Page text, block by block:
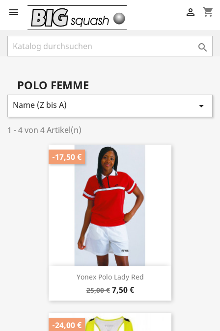
 shopping_cart


POLO FEMME
Name (Z bis A) 
1 - 4 von 4 Artikel(n)
Yonex Polo Lady Red
25,00 € 7,50 €
-17,50 €
-24,00 €